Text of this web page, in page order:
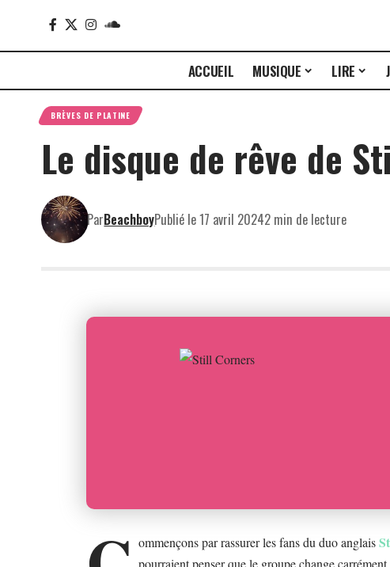
ACCUEIL MUSIQUE LIRE
BRÈVES DE PLATINE
Le disque de rêve de
ParBeachboyPublié le 17 avril 20242 min de lecture
ommençons par rassurer les fans du duo anglais
pourraient penser que le groupe change